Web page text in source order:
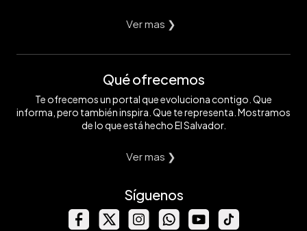
Ver mas ❯
Qué ofrecemos
Te ofrecemos un portal que evoluciona contigo. Que
informa, pero también inspira. Que te representa. Mostramos
de lo que está hecho El Salvador.
Ver mas ❯
Síguenos